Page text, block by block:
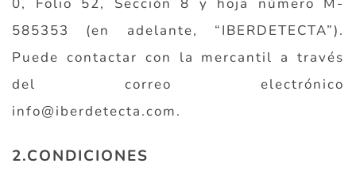
585353 (en adelante, “IBERDETECTA”).
Puede contactar con la mercantil a través
del correo electrónico
info@iberdetecta.com.
2.CONDICIONES